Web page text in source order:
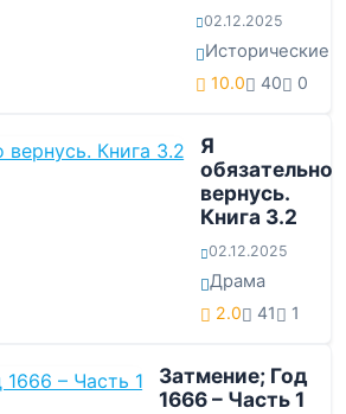
02.12.2025
Исторические
10.0 40 0
Я
обязательно
вернусь.
Книга 3.2
02.12.2025
Драма
2.0 41 1
Затмение; Год
1666 – Часть 1